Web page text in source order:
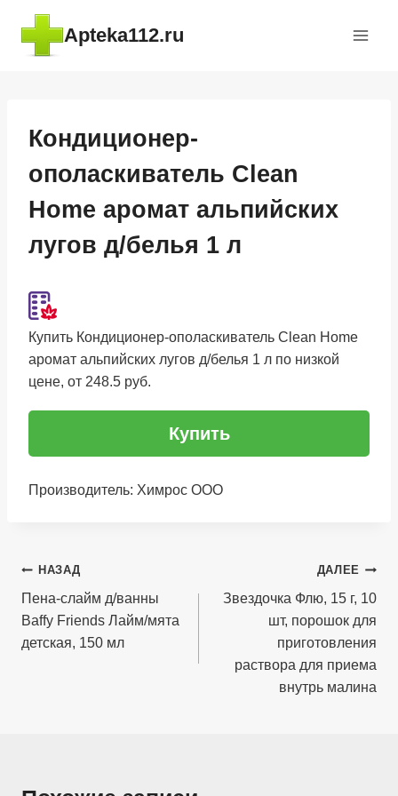
Перейти
содержимому
Apteka112.ru
Кондиционер-
ополаскиватель Clean
Home аромат альпийских
лугов д/белья 1 л
Купить Кондиционер-ополаскиватель Clean Home
аромат альпийских лугов д/белья 1 л по низкой
цене, от 248.5 руб.
Купить
Производитель: Химрос ООО
Навигация
по
записям
НАЗАД
Пена-слайм д/ванны
Baffy Friends Лайм/мята
детская, 150 мл
ДАЛЕЕ
Звездочка Флю, 15 г, 10
шт, порошок для
приготовления
раствора для приема
внутрь малина